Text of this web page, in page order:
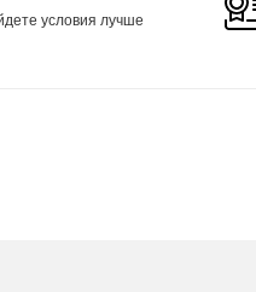
условия лучше